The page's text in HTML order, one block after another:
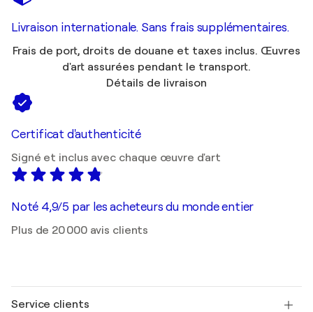
Livraison internationale. Sans frais supplémentaires.
Frais de port, droits de douane et taxes inclus. Œuvres
d'art assurées pendant le transport.
Détails de livraison
Certificat d'authenticité
Signé et inclus avec chaque œuvre d'art
Noté 4,9/5 par les acheteurs du monde entier
Plus de 20 000 avis clients
Service clients